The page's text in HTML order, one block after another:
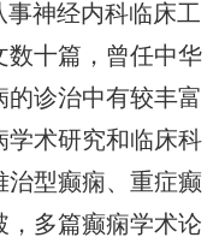
神经内科临床工
数十篇，曾任中华
的诊治中有较丰富
学术研究和临床科
治型癫痫、重症癫
，多篇癫痫学术论